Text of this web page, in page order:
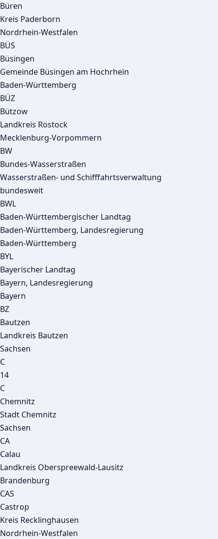
Büren
Kreis Paderborn
Nordrhein-Westfalen
BÜS
Büsingen
Gemeinde Büsingen am Hochrhein
Baden-Württemberg
BÜZ
Bützow
Landkreis Rostock
Mecklenburg-Vorpommern
BW
Bundes-Wasserstraßen
Wasserstraßen- und Schifffahrtsverwaltung
bundesweit
BWL
Baden-Württembergischer Landtag
Baden-Württemberg, Landesregierung
Baden-Württemberg
BYL
Bayerischer Landtag
Bayern, Landesregierung
Bayern
BZ
Bautzen
Landkreis Bautzen
Sachsen
C
14
C
Chemnitz
Stadt Chemnitz
Sachsen
CA
Calau
Landkreis Oberspreewald-Lausitz
Brandenburg
CAS
Castrop
Kreis Recklinghausen
Nordrhein-Westfalen